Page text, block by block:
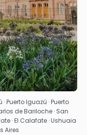
Puerto Iguazú · Puerto
de Bariloche · San
· El Calafate · Ushuaia
Aires